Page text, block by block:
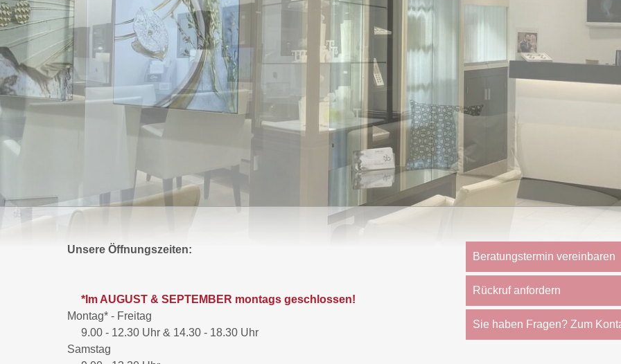
Unsere Öffnungszeiten:
*Im AUGUST & SEPTEMBER montags geschlossen!
Montag* - Freitag
9.00 - 12.30 Uhr & 14.30 - 18.30 Uhr
Samstag
Beratungstermin vereinbaren
Rückruf anfordern
Sie haben Fragen? Zum